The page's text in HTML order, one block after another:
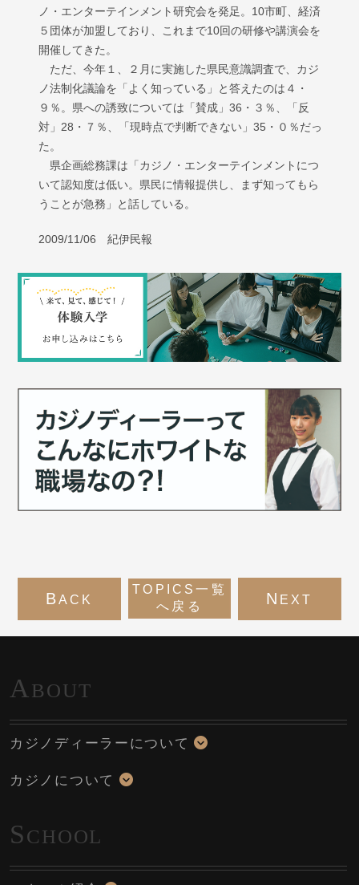
ノ・エンターテインメント研究会を発足。10市町、経済
５団体が加盟しており、これまで10回の研修や講演会を
開催してきた。
ただ、今年１、２月に実施した県民意識調査で、カジ
ノ法制化議論を「よく知っている」と答えたのは４・
９％。県への誘致については「賛成」36・３％、「反
対」28・７％、「現時点で判断できない」35・０％だっ
た。
県企画総務課は「カジノ・エンターテインメントにつ
いて認知度は低い。県民に情報提供し、まず知ってもら
うことが急務」と話している。
2009/11/06 紀伊民報
BACK
TOPICS一覧
へ戻る
N EXT
A BOUT
カジノディーラーについて
カジノについて
SCHOOL